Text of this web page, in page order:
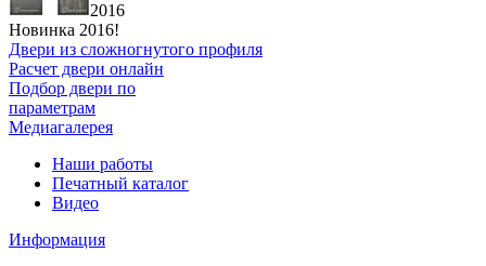
2016
Новинка 2016!
Двери из сложногнутого профиля
Расчет двери онлайн
Подбор двери по
параметрам
Медиагалерея
Наши работы
Печатный каталог
Видео
Информация